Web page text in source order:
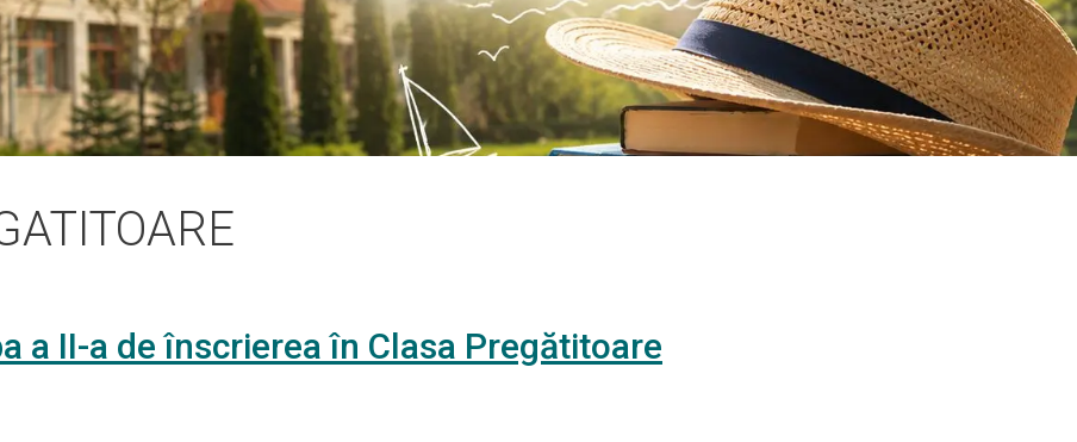
a II-a de înscrierea în Clasa Pregătitoare